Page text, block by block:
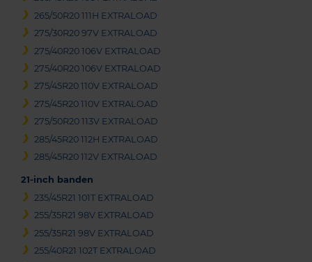
265/50R20 111H EXTRALOAD
275/30R20 97V EXTRALOAD
275/40R20 106V EXTRALOAD
275/40R20 106V EXTRALOAD
275/45R20 110V EXTRALOAD
275/45R20 110V EXTRALOAD
275/50R20 113V EXTRALOAD
285/45R20 112H EXTRALOAD
285/45R20 112V EXTRALOAD
21-inch banden
235/45R21 101T EXTRALOAD
255/35R21 98V EXTRALOAD
255/35R21 98V EXTRALOAD
255/40R21 102T EXTRALOAD